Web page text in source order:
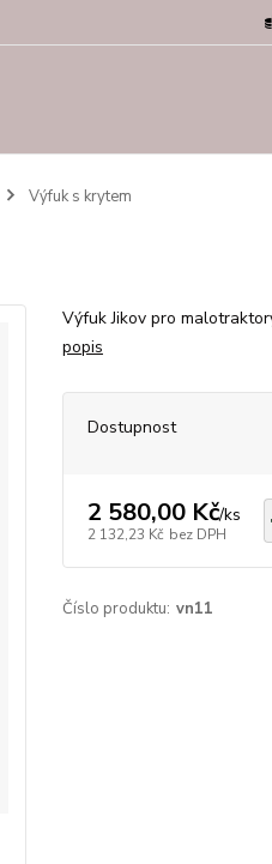
Výfuk s krytem
Výfuk Jikov pro
popis
Dostupnost
2 580,00 Kč/ks
2 132,23 Kč bez DPH
Číslo produktu: vn11